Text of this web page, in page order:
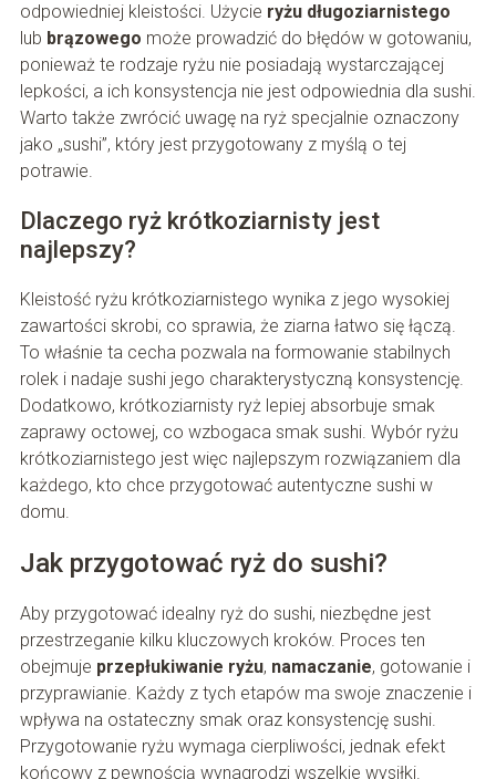
odpowiedniej kleistości. Użycie ryżu długoziarnistego
lub brązowego może prowadzić do błędów w gotowaniu,
ponieważ te rodzaje ryżu nie posiadają wystarczającej
lepkości, a ich konsystencja nie jest odpowiednia dla sushi.
Warto także zwrócić uwagę na ryż specjalnie oznaczony
jako „sushi”, który jest przygotowany z myślą o tej
potrawie.
Dlaczego ryż krótkoziarnisty jest
najlepszy?
Kleistość ryżu krótkoziarnistego wynika z jego wysokiej
zawartości skrobi, co sprawia, że ziarna łatwo się łączą.
To właśnie ta cecha pozwala na formowanie stabilnych
rolek i nadaje sushi jego charakterystyczną konsystencję.
Dodatkowo, krótkoziarnisty ryż lepiej absorbuje smak
zaprawy octowej, co wzbogaca smak sushi. Wybór ryżu
krótkoziarnistego jest więc najlepszym rozwiązaniem dla
każdego, kto chce przygotować autentyczne sushi w
domu.
Jak przygotować ryż do sushi?
Aby przygotować idealny ryż do sushi, niezbędne jest
przestrzeganie kilku kluczowych kroków. Proces ten
obejmuje przepłukiwanie ryżu, namaczanie, gotowanie i
przyprawianie. Każdy z tych etapów ma swoje znaczenie i
wpływa na ostateczny smak oraz konsystencję sushi.
Przygotowanie ryżu wymaga cierpliwości, jednak efekt
końcowy z pewnością wynagrodzi wszelkie wysiłki.